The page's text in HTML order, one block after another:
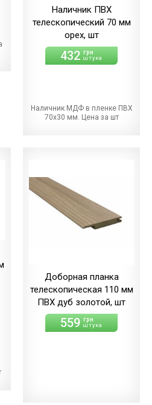
Наличник ПВХ
телескопический 70 мм
орех, шт
432 грн
штука
Наличник МДФ в пленке ПВХ
70х30 мм. Цена за шт
Доборная планка
телескопическая 110 мм
ПВХ дуб золотой, шт
559 грн
штука